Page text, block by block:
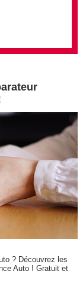
? Découvrez les
Auto ! Gratuit et